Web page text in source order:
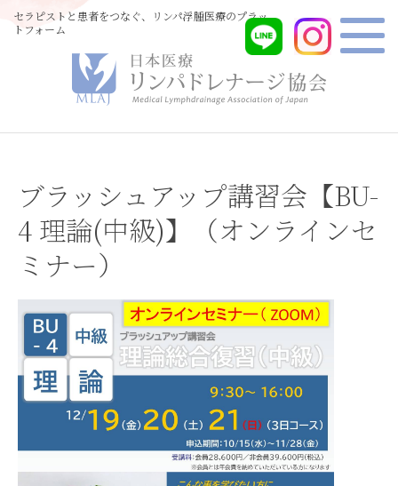
セラピストと患者をつなぐ、リンパ浮腫医療のプラッ
トフォーム
ブラッシュアップ講習会【BU-
4 理論(中級)】（オンラインセ
ミナー）